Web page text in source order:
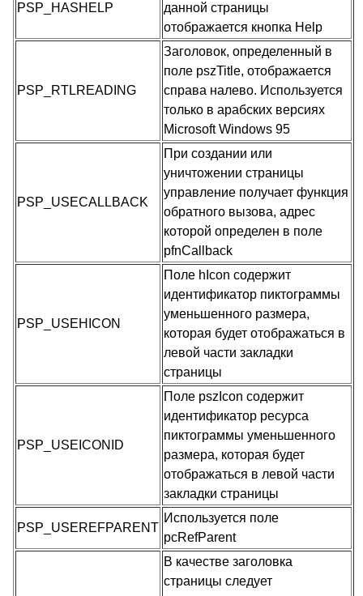
PSP_HASHELP
данной страницы
отображается кнопка Help
PSP_RTLREADING
Заголовок, определенный в
поле pszTitle, отображается
справа налево. Используется
только в арабских версиях
Microsoft Windows 95
PSP_USECALLBACK
При создании или
уничтожении страницы
управление получает функция
обратного вызова, адрес
которой определен в поле
pfnCallback
PSP_USEHICON
Поле hIcon содержит
идентификатор пиктограммы
уменьшенного размера,
которая будет отображаться в
левой части закладки
страницы
PSP_USEICONID
Поле pszIcon содержит
идентификатор ресурса
пиктограммы уменьшенного
размера, которая будет
отображаться в левой части
закладки страницы
PSP_USEREFPARENT
Используется поле
pcRefParent
В качестве заголовка
страницы следует